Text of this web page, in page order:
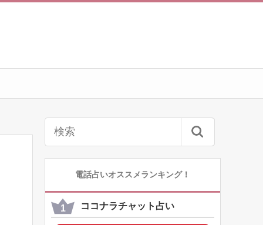
電話占いオススメランキング！
ココナラチャット占い